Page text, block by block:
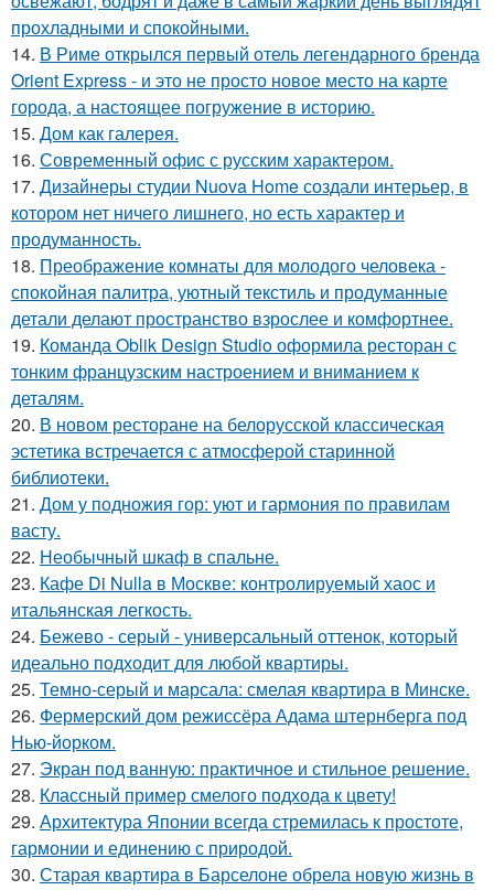
прохладными и спокойными.
14. В Риме открылся первый отель легендарного бренда
Orient Express - и это не просто новое место на карте
города, а настоящее погружение в историю.
15. Дом как галерея.
16. Современный офис с русским характером.
17. Дизайнеры студии Nuova Home создали интерьер, в
котором нет ничего лишнего, но есть характер и
продуманность.
18. Преображение комнаты для молодого человека -
спокойная палитра, уютный текстиль и продуманные
детали делают пространство взрослее и комфортнее.
19. Команда Oblik Design Studio оформила ресторан с
тонким французским настроением и вниманием к
деталям.
20. В новом ресторане на белорусской классическая
эстетика встречается с атмосферой старинной
библиотеки.
21. Дом у подножия гор: уют и гармония по правилам
васту.
22. Необычный шкаф в спальне.
23. Кафе Di Nulla в Москве: контролируемый хаос и
итальянская легкость.
24. Бежево - серый - универсальный оттенок, который
идеально подходит для любой квартиры.
25. Темно-серый и марсала: смелая квартира в Минске.
26. Фермерский дом режиссёра Адама штернберга под
Нью-йорком.
27. Экран под ванную: практичное и стильное решение.
28. Классный пример смелого подхода к цвету!
29. Архитектура Японии всегда стремилась к простоте,
гармонии и единению с природой.
30. Старая квартира в Барселоне обрела новую жизнь в